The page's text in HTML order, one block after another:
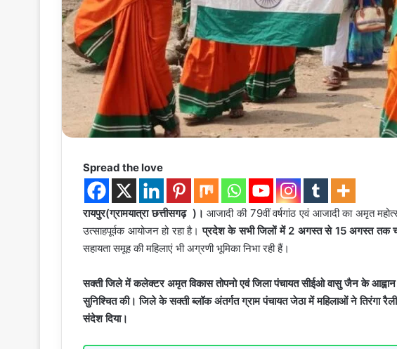
Spread the love
रायपुर(ग्रामयात्रा छत्तीसगढ़ )।आजादी की 79वीं वर्षगांठ एवं आजादी का अमृत
उत्साहपूर्वक आयोजन हो रहा है।प्रदेश के सभी जिलों में 2 अगस्त से 15 अगस्त तक
सहायता समूह की महिलाएं भी अग्रणी भूमिका निभा रही हैं।
सक्ती जिले में कलेक्टर अमृत विकास तोपनो एवं जिला पंचायत सीईओ वासु जैन के आह्वान
सुनिश्चित की। जिले के सक्ती ब्लॉक अंतर्गत ग्राम पंचायत जेठा में महिलाओं ने तिरंगा
संदेश दिया।